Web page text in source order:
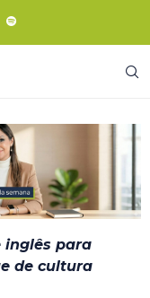
inglês para
de cultura